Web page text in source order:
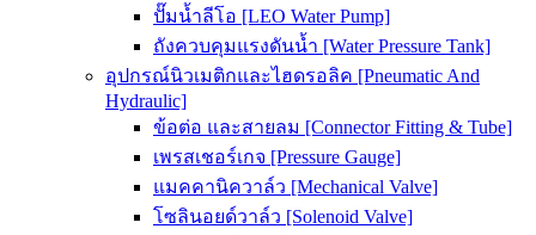
ปั๊มน้ำลีโอ [LEO Water Pump]
ถังควบคุมแรงดันน้ำ [Water Pressure Tank]
อุปกรณ์นิวเมติกและไฮดรอลิค [Pneumatic And
Hydraulic]
ข้อต่อ และสายลม [Connector Fitting & Tube]
เพรสเชอร์เกจ [Pressure Gauge]
แมคคานิควาล์ว [Mechanical Valve]
โซลินอยด์วาล์ว [Solenoid Valve]